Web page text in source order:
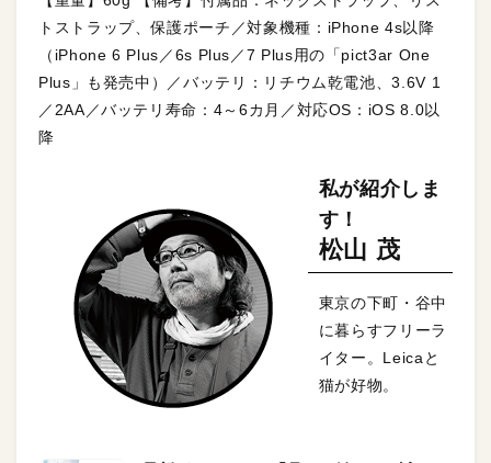
トストラップ、保護ポーチ／対象機種：iPhone 4s以降
（iPhone 6 Plus／6s Plus／7 Plus用の「pict3ar One
Plus」も発売中）／バッテリ：リチウム乾電池、3.6V 1
／2AA／バッテリ寿命：4～6カ月／対応OS：iOS 8.0以
降
私が紹介しま
す！
松山 茂
東京の下町・谷中
に暮らすフリーラ
イター。Leicaと
猫が好物。